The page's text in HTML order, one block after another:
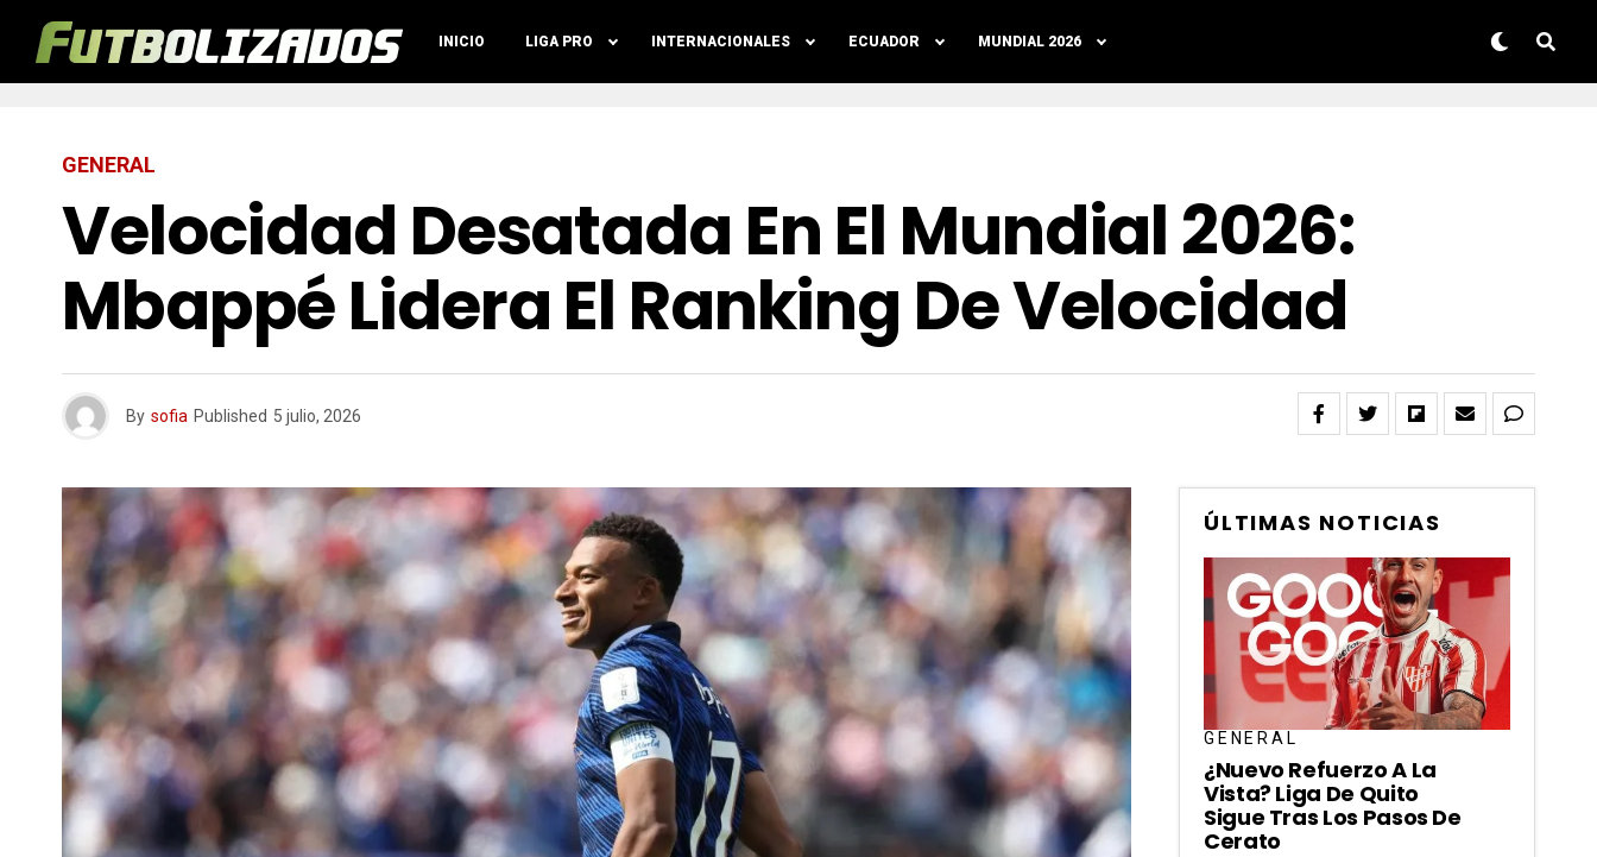
INICIO LIGA PRO INTERNACIONALES ECUADOR MUNDIAL 2026
GENERAL
Velocidad Desatada En El Mundial 2026:
Mbappé Lidera El Ranking De Velocidad
By sofia Published 5 julio, 2026
ÚLTIMAS NOTICIAS
GENERAL
¿Nuevo Refuerzo A La
Vista? Liga De Quito
Sigue Tras Los Pasos De
Cerato